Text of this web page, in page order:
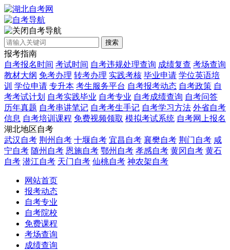
自考导航
搜索
报考指南
自考报名时间 考试时间 自考违规处理查询 成绩复查 考场查询
教材大纲 免考办理 转考办理 实践考核 毕业申请 学位英语培
训 学位申请 专升本 考生服务平台 自考报考动态 自考政策 自
考考试计划 自考实践毕业 自考专业 自考成绩查询 自考问答
历年真题 自考串讲笔记 自考考生手记 自考学习方法 外省自考
信息 自考培训课程 免费视频领取 模拟考试系统 自考网上报名
湖北地区自考
武汉自考 荆州自考 十堰自考 宜昌自考 襄樊自考 荆门自考 咸
宁自考 随州自考 恩施自考 鄂州自考 孝感自考 黄冈自考 黄石
自考 潜江自考 天门自考 仙桃自考 神农架自考
网站首页
报考动态
自考专业
自考院校
免费课程
考场查询
成绩查询